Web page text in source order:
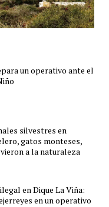
un operativo ante el
silvestres en
gatos monteses,
a la naturaleza
en Dique La Viña:
en un operativo